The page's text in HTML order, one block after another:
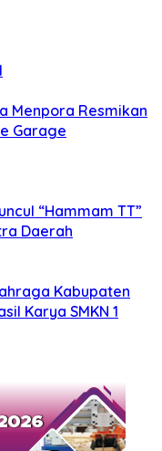
Menpora Resmikan
Garage
“Hammam TT”
Daerah
Kabupaten
Karya SMKN 1